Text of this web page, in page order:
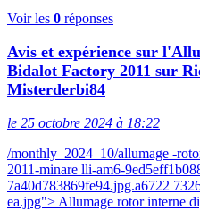
Voir les 0 réponses
Avis et expérience sur
Bidalot Factory 2011 sur
Misterderbi84
le 25 octobre 2024 à 18:22
/monthly_2024_10/allumage -
2011-minare lli-am6-
7a40d783869fe94.jpg.a6722
ea.jpg"> Allumage rotor interne